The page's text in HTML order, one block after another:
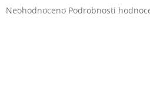
Průměrné
Neohodnoceno Podrobnosti